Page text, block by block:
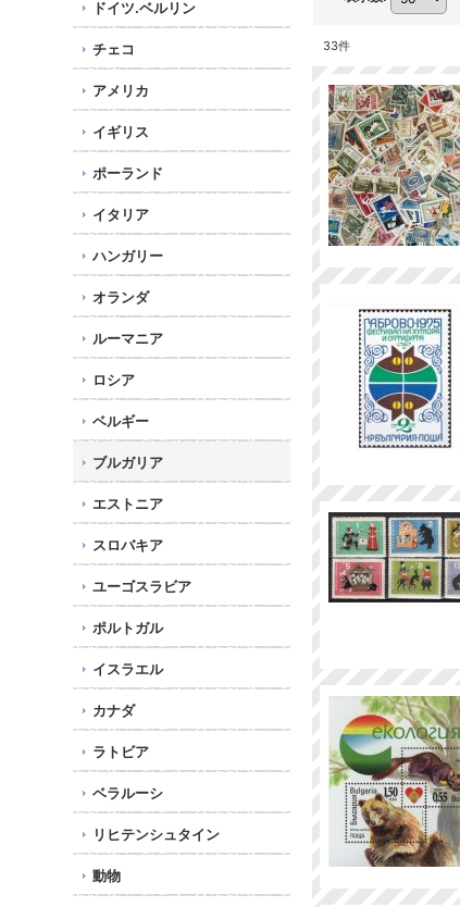
ドイツ.ベルリン
チェコ
アメリカ
イギリス
ポーランド
イタリア
ハンガリー
オランダ
ルーマニア
ロシア
ベルギー
ブルガリア
エストニア
スロバキア
ユーゴスラビア
ポルトガル
イスラエル
カナダ
ラトビア
ベラルーシ
リヒテンシュタイン
動物
33件